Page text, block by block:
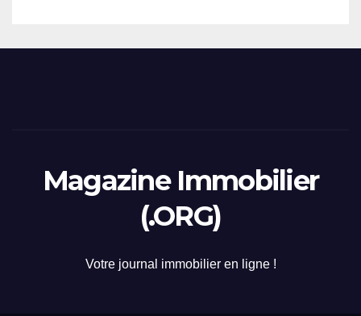
Magazine Immobilier
(.ORG)
Votre journal immobilier en ligne !